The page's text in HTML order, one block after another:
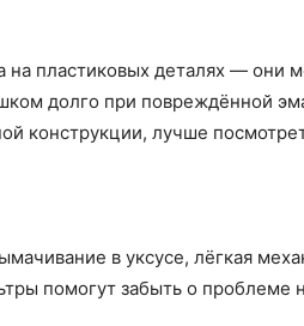
пластиковых деталях — они
долго при повреждённой
конструкции, лучше
в уксусе, лёгкая
помогут забыть о проблеме